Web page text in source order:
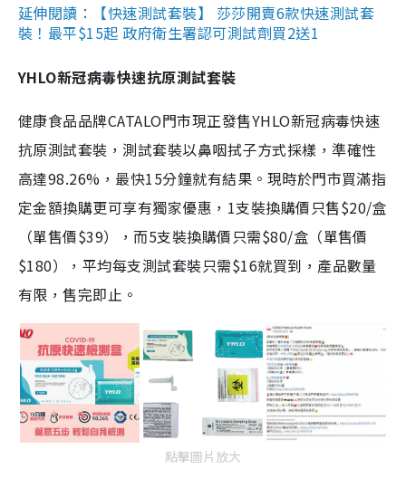
延伸閱讀：【快速測試套裝】 莎莎開賣6款快速測試套
裝！最平$15起 政府衛生署認可測試劑買2送1
YHLO新冠病毒快速抗原測試套裝
健康食品品牌CATALO門市現正發售YHLO新冠病毒快速
抗原測試套裝，測試套裝以鼻咽拭子方式採樣，準確性
高達98.26%，最快15分鐘就有結果。現時於門市買滿指
定金額換購更可享有獨家優惠，1支裝換購價只售$20/盒
（單售價$39），而5支裝換購價只需$80/盒（單售價
$180），平均每支測試套裝只需$16就買到，產品數量
有限，售完即止。
點擊圖片放大